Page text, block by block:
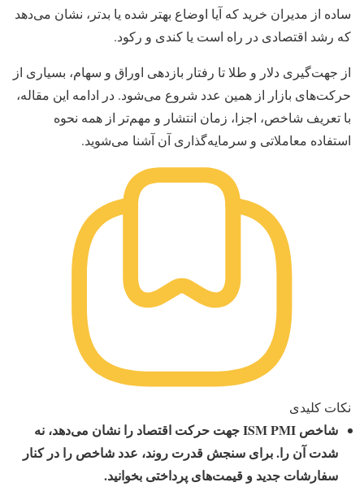
ساده از مدیران خرید که آیا اوضاع بهتر شده یا بدتر، نشان می‌دهد
که رشد اقتصادی در راه است یا کندی و رکود.
از جهت‌گیری دلار و طلا تا رفتار بازدهی اوراق و سهام، بسیاری از
حرکت‌های بازار از همین عدد شروع می‌شود. در ادامه این مقاله،
با تعریف شاخص، اجزا، زمان انتشار و مهم‌تر از همه نحوه
استفاده معاملاتی و سرمایه‌گذاری آن آشنا می‌شوید.
نکات کلیدی
شاخص ISM PMI جهت حرکت اقتصاد را نشان می‌دهد، نه
شدت آن را. برای سنجش قدرت روند، عدد شاخص را در کنار
سفارشات جدید و قیمت‌های پرداختی بخوانید.